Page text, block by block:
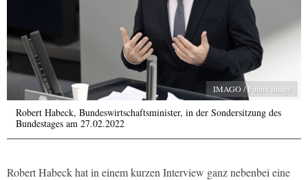
IMAGO / Future Image
Robert Habeck, Bundeswirtschaftsminister, in der Sondersitzung des
Bundestages am 27.02.2022
Robert Habeck hat in einem kurzen Interview ganz nebenbei eine